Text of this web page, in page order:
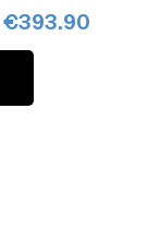
Pôvodná
cena
€479.90.
€393.90